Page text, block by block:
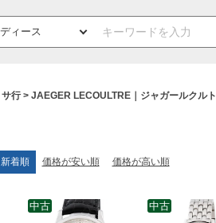
サ行 JAEGER LECOULTRE｜ジャガールクルト
新着順 価格が安い順 価格が高い順
中古 中古